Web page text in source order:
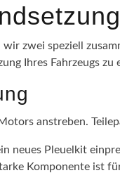
zwei speziell
Ihres Fahrzeugs zu
anstreben.
neues Pleuelkit
Komponente ist